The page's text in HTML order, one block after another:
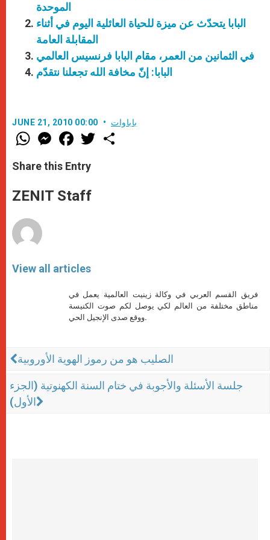
الموحدة
البابا يتحدّث عن ميزة للحياة العائلية اليوم في أثناء
المقابلة العامة
في الثمانين من العمر، مقام البابا فرنسيس العالمي
البابا: إنّ مخافة الله تجعلنا نتقدّم
JUNE 21, 2010 00:00 باباوات
W
h
t
s
p
p
M
e
s
e
g
e
F
a
e
b
o
k
w
Share this Entry
ZENIT Staff
View all articles
فريق القسم العربي في وكالة زينيت العالمية يعمل في
مناطق مختلفة من العالم لكي يوصل لكم صوت الكنيسة
ووقع صدى الإنجيل الحي.
الصليب هو من رموز الهوية الأوروبية
جلسة الأسئلة والأجوبة في ختام السنة الكهنوتية (الجزء
الأول)